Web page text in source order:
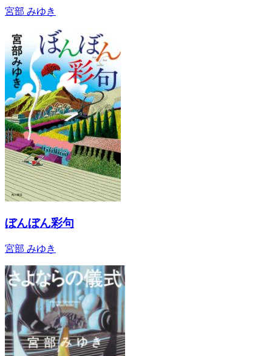
宮部 みゆき
ぼんぼん彩句
宮部 みゆき